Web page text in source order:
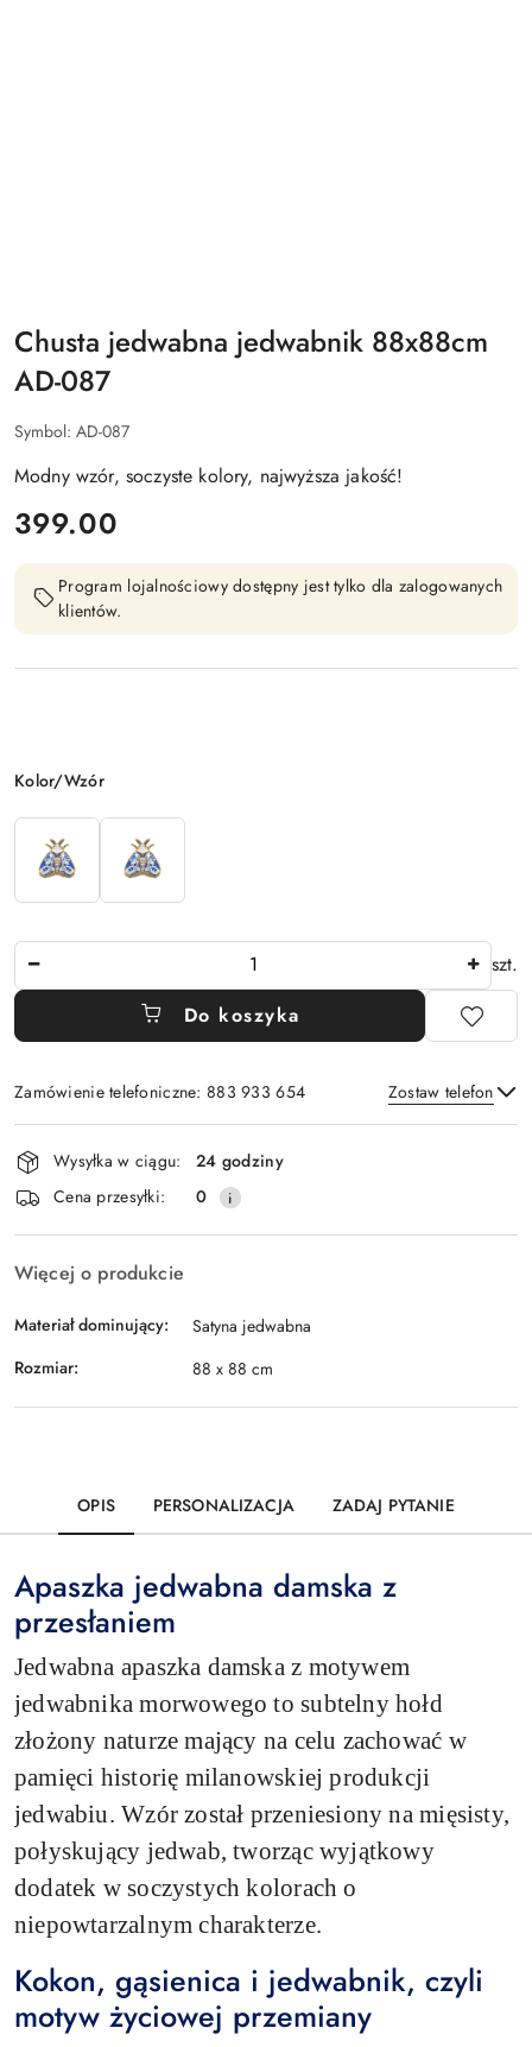
Chusta jedwabna jedwabnik 88x88cm
AD-087
Symbol: AD-087
Modny wzór, soczyste kolory, najwyższa jakość!
cena:
399.00
Program lojalnościowy dostępny jest tylko dla zalogowanych
klientów.
Wariant
Kolor/Wzór
szt.
Do koszyka
Zamówienie telefoniczne: 883 933 654 Zostaw telefon
Wyślij
Dostępność
i
dostawa
Wysyłka w ciągu:
24 godziny
Cena przesyłki:
0
Więcej o produkcie
Materiał dominujący:
Satyna jedwabna
Rozmiar:
88 x 88 cm
OPIS PERSONALIZACJA ZADAJ PYTANIE
Apaszka jedwabna damska z
przesłaniem
Jedwabna apaszka damska z motywem
jedwabnika morwowego to subtelny hołd
złożony naturze mający na celu zachować w
pamięci historię milanowskiej produkcji
jedwabiu. Wzór został przeniesiony na mięsisty,
połyskujący jedwab, tworząc wyjątkowy
dodatek w soczystych kolorach o
niepowtarzalnym charakterze.
Kokon, gąsienica i jedwabnik, czyli
motyw życiowej przemiany